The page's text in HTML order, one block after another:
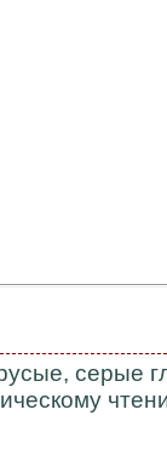
серые